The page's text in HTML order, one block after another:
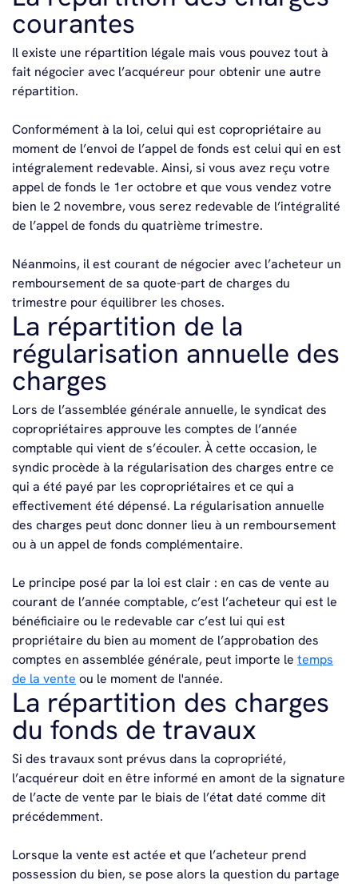
courantes
Il existe une répartition légale mais vous pouvez tout à
fait négocier avec l’acquéreur pour obtenir une autre
répartition.
Conformément à la loi, celui qui est copropriétaire au
moment de l’envoi de l’appel de fonds est celui qui en est
intégralement redevable. Ainsi, si vous avez reçu votre
appel de fonds le 1er octobre et que vous vendez votre
bien le 2 novembre, vous serez redevable de l’intégralité
de l’appel de fonds du quatrième trimestre.
Néanmoins, il est courant de négocier avec l’acheteur un
remboursement de sa quote-part de charges du
trimestre pour équilibrer les choses.
La répartition de la
régularisation annuelle des
charges
Lors de l’assemblée générale annuelle, le syndicat des
copropriétaires approuve les comptes de l’année
comptable qui vient de s’écouler. À cette occasion, le
syndic procède à la régularisation des charges entre ce
qui a été payé par les copropriétaires et ce qui a
effectivement été dépensé. La régularisation annuelle
des charges peut donc donner lieu à un remboursement
ou à un appel de fonds complémentaire.
Le principe posé par la loi est clair : en cas de vente au
courant de l’année comptable, c’est l’acheteur qui est le
bénéficiaire ou le redevable car c’est lui qui est
propriétaire du bien au moment de l’approbation des
comptes en assemblée générale, peut importe le temps
de la vente ou le moment de l'année.
La répartition des charges
du fonds de travaux
Si des travaux sont prévus dans la copropriété,
l’acquéreur doit en être informé en amont de la signature
de l’acte de vente par le biais de l’état daté comme dit
précédemment.
Lorsque la vente est actée et que l’acheteur prend
possession du bien, se pose alors la question du partage